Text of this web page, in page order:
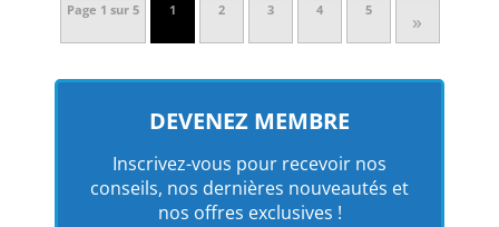
Page 1 sur 5 1 2 3 4 5 »
DEVENEZ MEMBRE
Inscrivez-vous pour recevoir nos
conseils, nos dernières nouveautés et
nos offres exclusives !